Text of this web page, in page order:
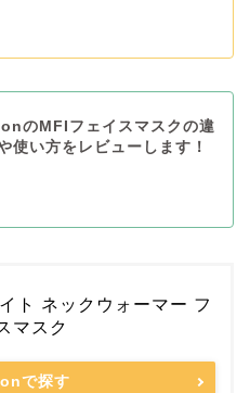
のMFIフェイスマスクの違
使い方をレビューします！
ト ネックウォーマー フ
マスク
で探す